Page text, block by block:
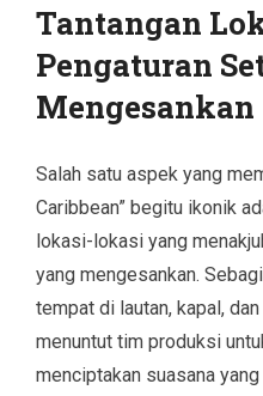
Tantangan
Pengaturan
Mengesankan
Salah satu aspek yang
Caribbean” begitu ikonik
lokasi-lokasi yang
yang mengesankan.
tempat di lautan, kapal,
menuntut tim produksi
menciptakan suasana